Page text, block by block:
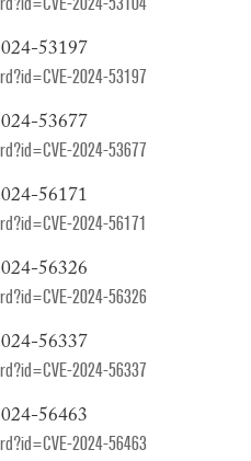
53197
2024-53197
53677
2024-53677
56171
2024-56171
56326
2024-56326
56337
2024-56337
56463
2024-56463